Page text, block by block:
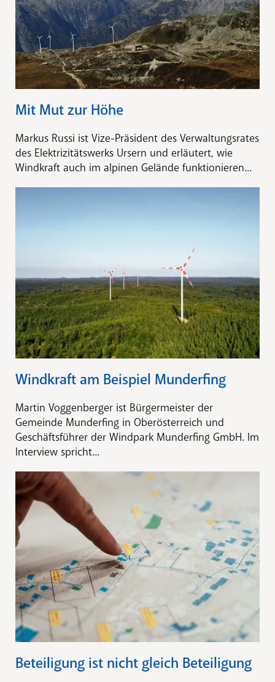
Mit Mut zur Höhe
Markus Russi ist Vize-Präsident des Verwaltungsrates
des Elektrizitätswerks Ursern und erläutert, wie
Windkraft auch im alpinen Gelände funktionieren...
Windkraft am Beispiel Munderfing
Martin Voggenberger ist Bürgermeister der
Gemeinde Munderfing in Oberösterreich und
Geschäftsführer der Windpark Munderfing GmbH. Im
Interview spricht...
Beteiligung ist nicht gleich Beteiligung